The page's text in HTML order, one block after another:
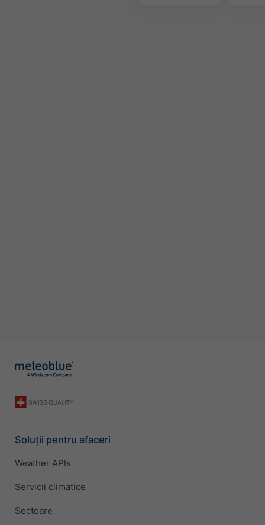
Soluții pentru afaceri
Weather APIs
Servicii climatice
Sectoare